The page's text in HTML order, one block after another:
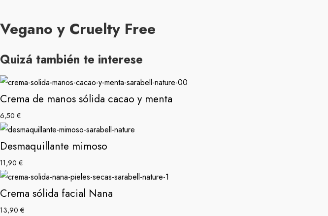
Vegano y Cruelty Free
Quizá también te interese
Crema de manos sólida cacao y menta
6,50 €
Desmaquillante mimoso
11,90 €
Crema sólida facial Nana
13,90 €